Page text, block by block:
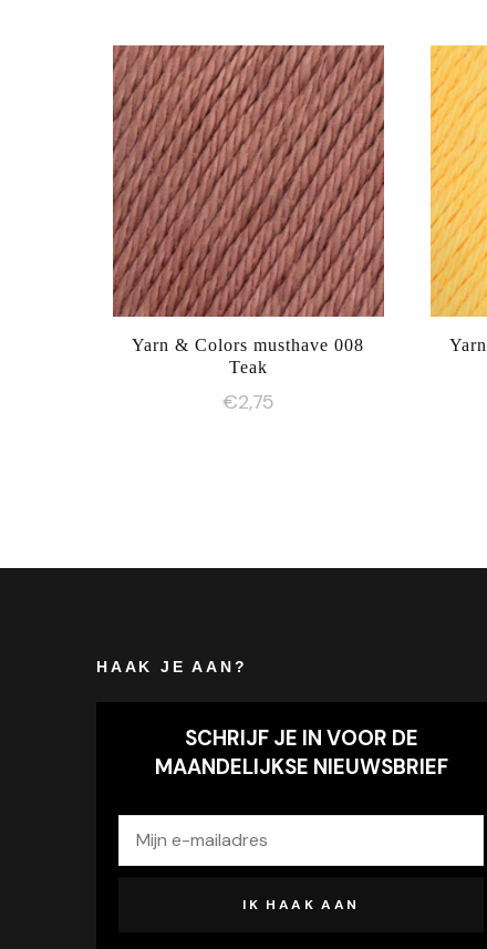
Yarn & Colors musthave 008
Teak
€2,75
HAAK JE AAN?
SCHRIJF JE IN VOOR DE
MAANDELIJKSE NIEUWSBRIEF